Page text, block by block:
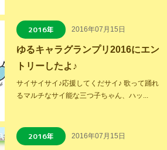
2016年 2016年07月15日
ゆるキャラグランプリ2016にエン
トリーしたよ♪
サイサイサイ♪応援してくだサイ♪ 歌って踊れ
るマルチなサイ能な三つ子ちゃん、ハッ...
2016年 2016年07月15日